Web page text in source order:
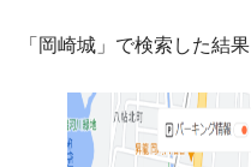
「岡崎城」で検索した結果